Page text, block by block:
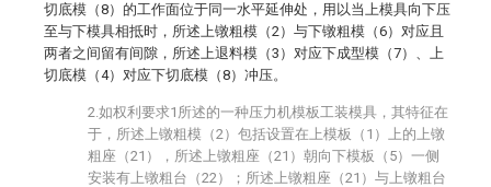
切底模（8）的工作面位于同一水平延伸处，用以当上模具向下压
至与下模具相抵时，所述上镦粗模（2）与下镦粗模（6）对应且
两者之间留有间隙，所述上退料模（3）对应下成型模（7）、上
切底模（4）对应下切底模（8）冲压。
2.如权利要求1所述的一种压力机模板工装模具，其特征在
于，所述上镦粗模（2）包括设置在上模板（1）上的上镦
粗座（21），所述上镦粗座（21）朝向下模板（5）一侧
安装有上镦粗台（22）；所述上镦粗座（21）与上镦粗台